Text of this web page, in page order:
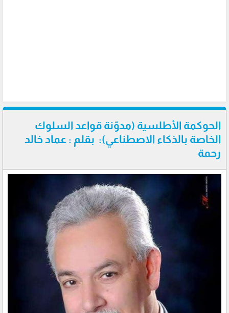
الحوكمة الأطلسية (مدوّنة قواعد السلوك
الخاصة بالذكاء الاصطناعي): بقلم : عماد خالد
رحمة